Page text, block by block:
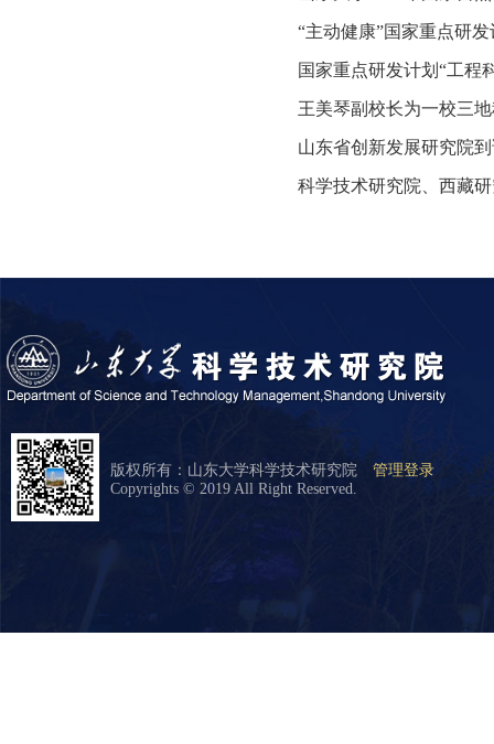
“主动健康”国家重点研
国家重点研发计划“工程
王美琴副校长为一校三
山东省创新发展研究院
科学技术研究院、西藏
版权所有：山东大学科学技术研究院 管理登录
Copyrights © 2019 All Right Reserved.